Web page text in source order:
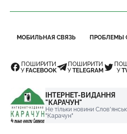
МОБИЛЬНАЯ СВЯЗЬ ПРОБЛЕМЫ
ПОШИРИТИ
У FACEBOOK
ПОШИРИТИ
УTELEGRAM
У
ІНТЕРНЕТ-ВИДАННЯ
"КАРАЧУН"
Не тільки новини
"Карачун"